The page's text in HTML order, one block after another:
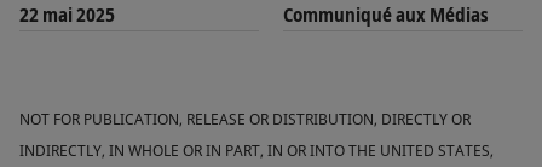
22 mai 2025 Communiqué aux Médias
NOT FOR PUBLICATION, RELEASE OR DISTRIBUTION, DIRECTLY OR
INDIRECTLY, IN WHOLE OR IN PART, IN OR INTO THE UNITED STATES,